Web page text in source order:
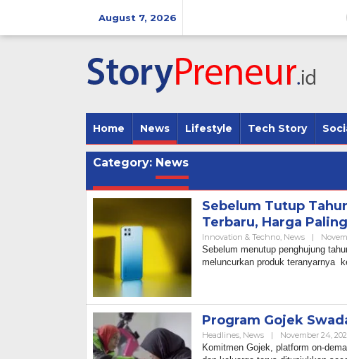
August 7, 2026
Home News Lifestyle Tech Story
Category: News
Sebelum Tutup
Terbaru, Harga
Innovation & Techno, News |
Sebelum menutup penghujung
meluncurkan produk teranyarnya
Program Gojek
Headlines, News | November 24,
Komitmen Gojek, platform on-